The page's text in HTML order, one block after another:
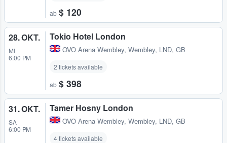
ab $ 120
28. OKT.
MI
6:00 PM
Tokio Hotel London
OVO Arena Wembley, Wembley, LND, GB
2 tickets available
ab $ 398
31. OKT.
SA
6:00 PM
Tamer Hosny London
OVO Arena Wembley, Wembley, LND, GB
4 tickets available